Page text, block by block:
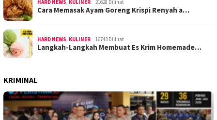
HARD NEWS KULINER 21628 Dilihat
Cara Memasak Ayam Goreng Krispi Renyah a…
HARD NEWS KULINER 16743 Dilihat
Langkah-Langkah Membuat Es Krim Homemade…
KRIMINAL